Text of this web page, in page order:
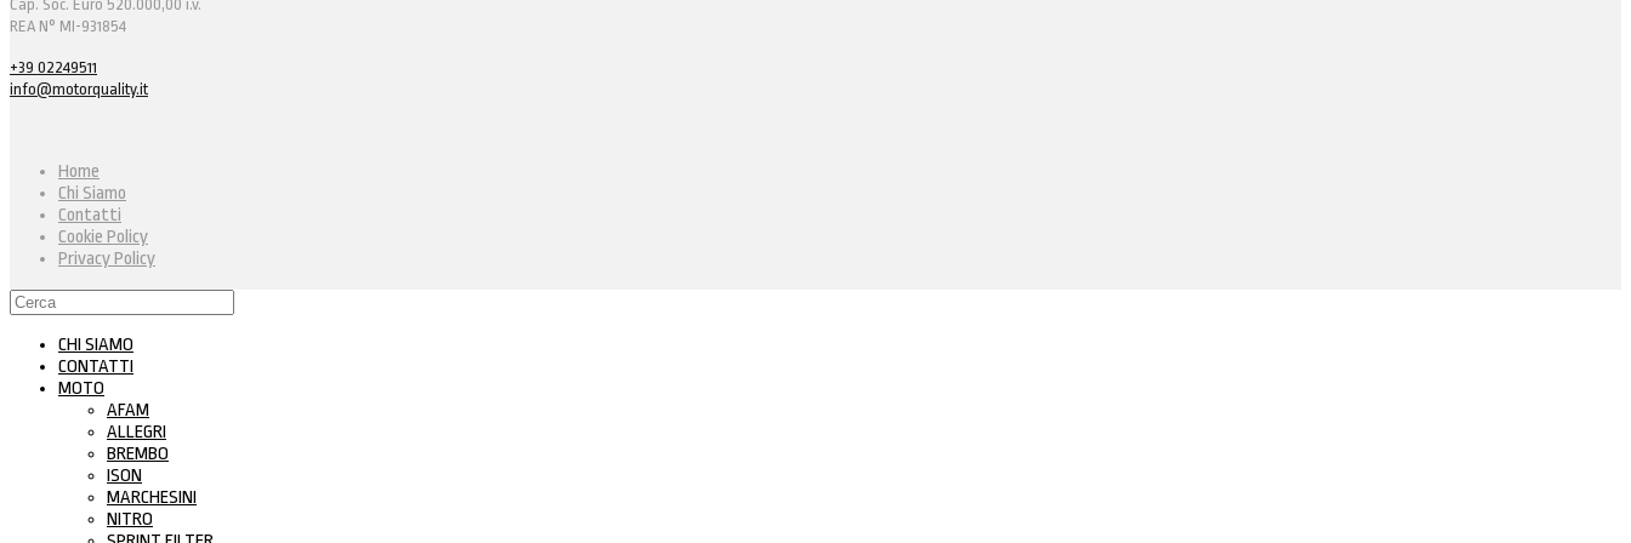
Cap. Soc. Euro 520.000,00 i.v.
REA N° MI-931854
+39 02249511
info@motorquality.it
Home
Chi Siamo
Contatti
Cookie Policy
Privacy Policy
CHI SIAMO
CONTATTI
MOTO
AFAM
ALLEGRI
BREMBO
ISON
MARCHESINI
NITRO